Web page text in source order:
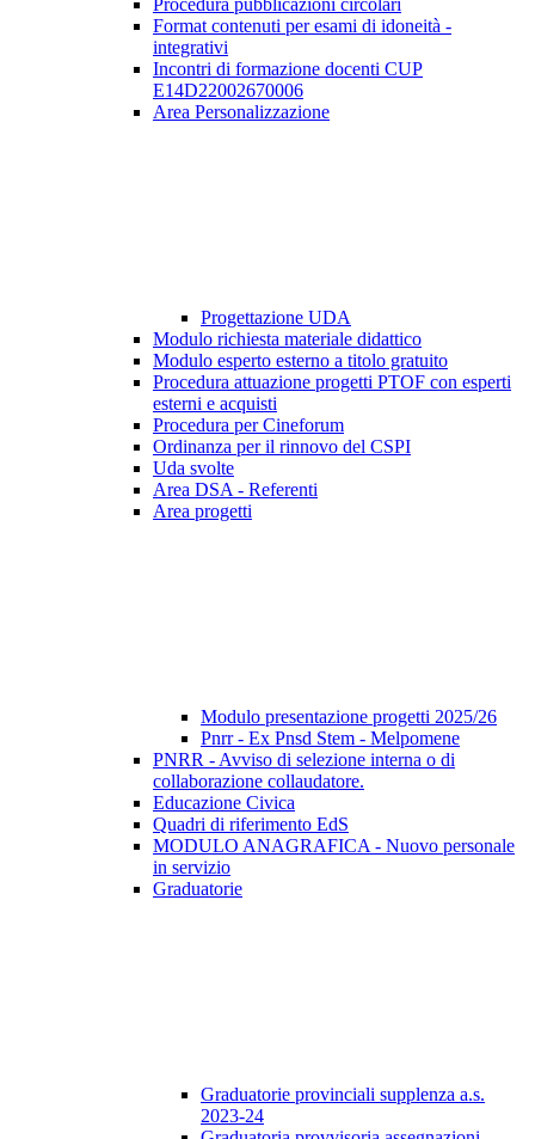
Procedura pubblicazioni circolari
Format contenuti per esami di idoneità -
integrativi
Incontri di formazione docenti CUP
E14D22002670006
Area Personalizzazione
Progettazione UDA
Modulo richiesta materiale didattico
Modulo esperto esterno a titolo gratuito
Procedura attuazione progetti PTOF con esperti
esterni e acquisti
Procedura per Cineforum
Ordinanza per il rinnovo del CSPI
Uda svolte
Area DSA - Referenti
Area progetti
Modulo presentazione progetti 2025/26
Pnrr - Ex Pnsd Stem - Melpomene
PNRR - Avviso di selezione interna o di
collaborazione collaudatore.
Educazione Civica
Quadri di riferimento EdS
MODULO ANAGRAFICA - Nuovo personale
in servizio
Graduatorie
Graduatorie provinciali supplenza a.s.
2023-24